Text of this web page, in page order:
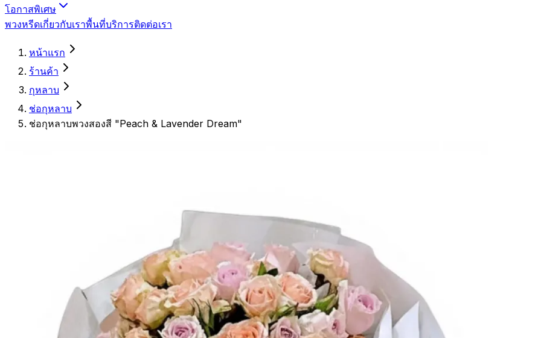
โอกาสพิเศษ
พวงหรีดเกี่ยวกับเราพื้นที่บริการติดต่อเรา
หน้าแรก
ร้านค้า
กุหลาบ
ช่อกุหลาบ
ช่อกุหลาบพวงสองสี "Peach & Lavender Dream"